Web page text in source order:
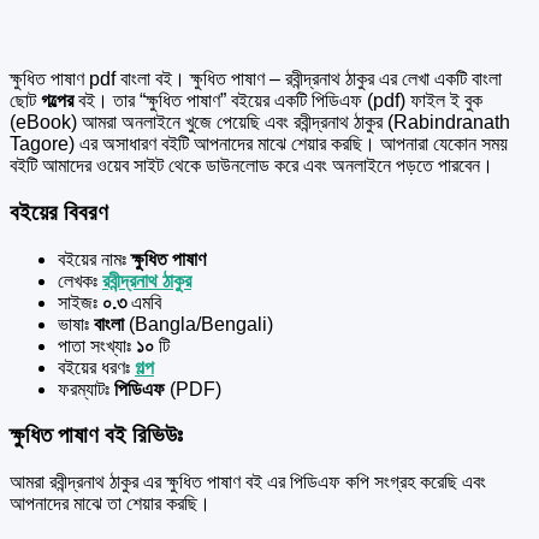
ক্ষুধিত পাষাণ pdf বাংলা বই। ক্ষুধিত পাষাণ – রবীন্দ্রনাথ ঠাকুর এর লেখা একটি বাংলা
ছোটগল্পেরবই। তার “ক্ষুধিত পাষাণ” বইয়ের একটি পিডিএফ (pdf) ফাইল ই বুক
(eBook) আমরা অনলাইনে খুজে পেয়েছি এবং রবীন্দ্রনাথ ঠাকুর (Rabindranath
Tagore) এর অসাধারণ বইটি আপনাদের মাঝে শেয়ার করছি। আপনারা যেকোন সময়
বইটি আমাদের ওয়েব সাইট থেকে ডাউনলোড করে এবং অনলাইনে পড়তে পারবেন।
বইয়ের বিবরণ
বইয়ের নামঃক্ষুধিত পাষাণ
লেখকঃ রবীন্দ্রনাথ ঠাকুর
সাইজঃ ০.৩এমবি
ভাষাঃ বাংলা (Bangla/Bengali)
পাতা সংখ্যাঃ ১০ টি
বইয়ের ধরণঃ গল্প
ফরম্যাটঃ পিডিএফ (PDF)
ক্ষুধিত পাষাণ বই রিভিউঃ
আমরা রবীন্দ্রনাথ ঠাকুর এর ক্ষুধিত পাষাণ বই এর পিডিএফ কপি সংগ্রহ করেছি এবং
আপনাদের মাঝে তা শেয়ার করছি।